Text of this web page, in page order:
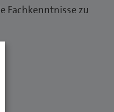
Fachkenntnisse zu